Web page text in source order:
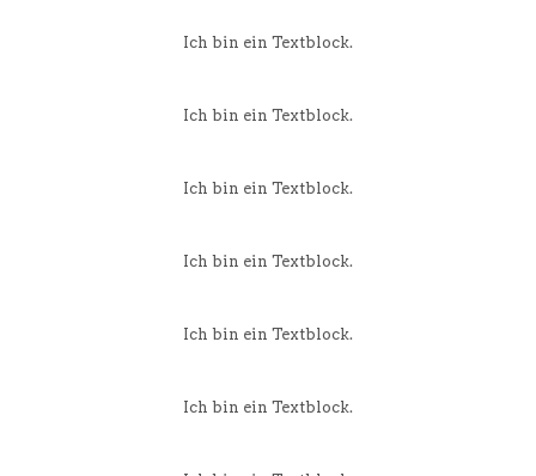
Ich bin ein Textblock.
Ich bin ein Textblock.
Ich bin ein Textblock.
Ich bin ein Textblock.
Ich bin ein Textblock.
Ich bin ein Textblock.